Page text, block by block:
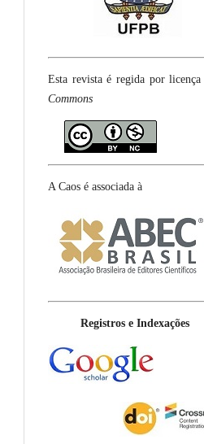
Esta revista é regida por licença
Commons
A Caos é associada à
Registros e Indexações